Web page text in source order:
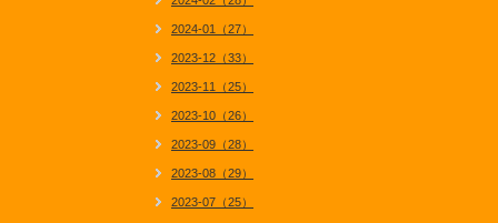
2024-01（27）
2023-12（33）
2023-11（25）
2023-10（26）
2023-09（28）
2023-08（29）
2023-07（25）